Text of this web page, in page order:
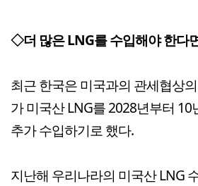
◇더 많은 LNG를 수입해야 한다
최근 한국은 미국과의 관세협상
가 미국산 LNG를 2028년부터 10
추가 수입하기로 했다.
지난해 우리나라의 미국산 LNG